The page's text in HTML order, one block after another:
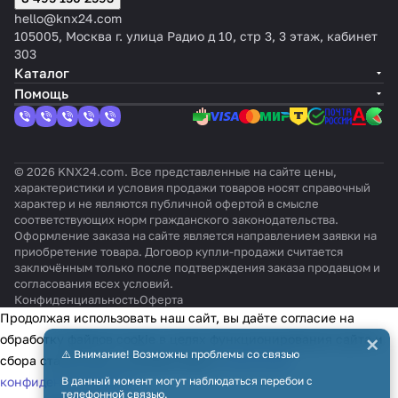
льны
й
белы
й RAL
9003
и,
управлен
ШИМ, от
-10 до
+50°C
-10
до
й,
сере
брян
(K
cur
e)
иком
и,
Z35
v2
X/
цвет:
Цвет
выбор
термо
Сереб
ряный
Барха
hello@knx24.com
105005, Москва г. улица Радио д 10, стр 3, 3 этаж, кабинет
303
Каталог
Помощь
© 2026 KNX24.com. Все представленные на сайте цены,
характеристики и условия продажи товаров носят справочный
характер и не являются публичной офертой в смысле
соответствующих норм гражданского законодательства.
Оформление заказа на сайте является направлением заявки на
приобретение товара. Договор купли-продажи считается
заключённым только после подтверждения заказа продавцом и
согласования всех условий.
КонфиденциальностьОферта
⚠️ Внимание! Возможны проблемы со связью
В данный момент могут наблюдаться перебои с
телефонной связью.
×
Продолжая использовать наш сайт, вы даёте согласие на
обработку файлов cookie в целях функционирования сайта и
сбора статистики в соответствии сполитикой
конфиденциальности